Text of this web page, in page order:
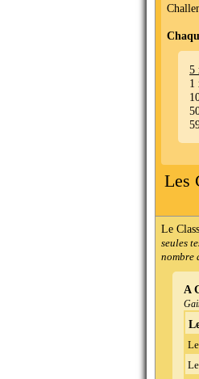
5
1
Les
Le
seules
nombre
A